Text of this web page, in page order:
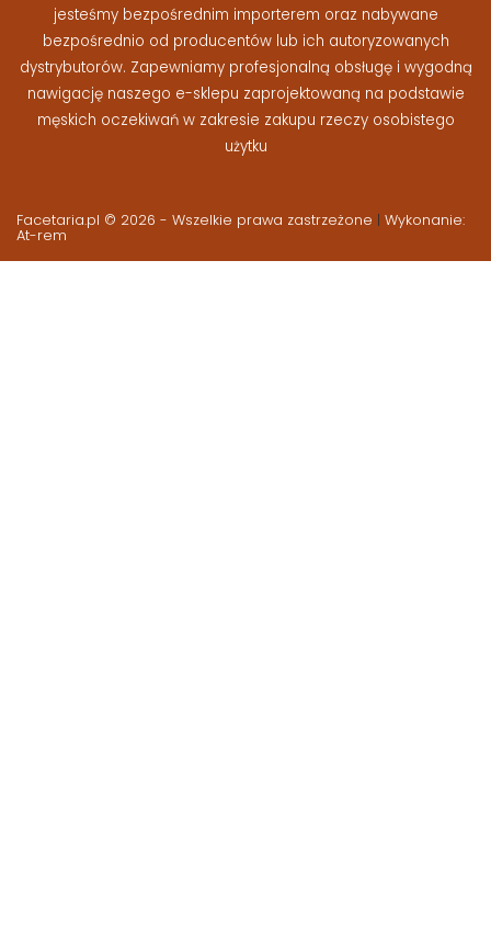
jesteśmy bezpośrednim importerem oraz nabywane
bezpośrednio od producentów lub ich autoryzowanych
dystrybutorów. Zapewniamy profesjonalną obsługę i wygodną
nawigację naszego e-sklepu zaprojektowaną na podstawie
męskich oczekiwań w zakresie zakupu rzeczy osobistego
użytku
Facetaria.pl © 2026 - Wszelkie prawa zastrzeżone | Wykonanie:
At-rem